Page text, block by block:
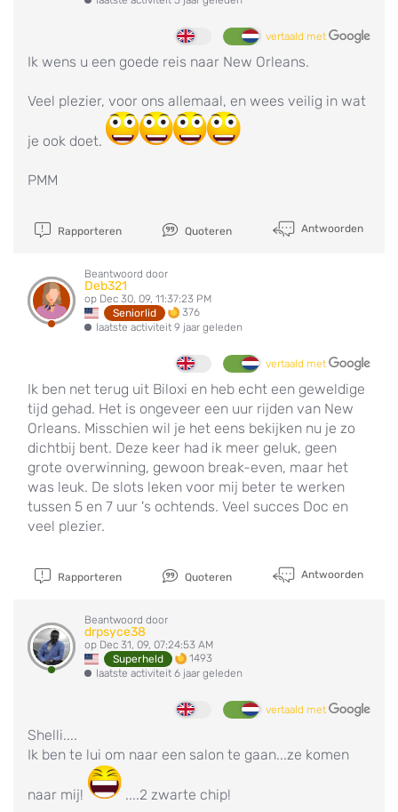
vertaald met
Ik wens u een goede reis naar New Orleans.
Veel plezier, voor ons allemaal, en wees veilig in wat
je ook doet.
PMM
Rapporteren Quoteren Antwoorden
Beantwoord door
Deb321
op Dec 30, 09, 11:37:23 PM
Seniorlid
376
laatste activiteit 9 jaar geleden
vertaald met
Ik ben net terug uit Biloxi en heb echt een geweldige
tijd gehad. Het is ongeveer een uur rijden van New
Orleans. Misschien wil je het eens bekijken nu je zo
dichtbij bent. Deze keer had ik meer geluk, geen
grote overwinning, gewoon break-even, maar het
was leuk. De slots leken voor mij beter te werken
tussen 5 en 7 uur 's ochtends. Veel succes Doc en
veel plezier.
Rapporteren Quoteren Antwoorden
Beantwoord door
drpsyce38
op Dec 31, 09, 07:24:53 AM
Superheld
1493
laatste activiteit 6 jaar geleden
vertaald met
Shelli....
Ik ben te lui om naar een salon te gaan...ze komen
naar mij! ....2 zwarte chip!